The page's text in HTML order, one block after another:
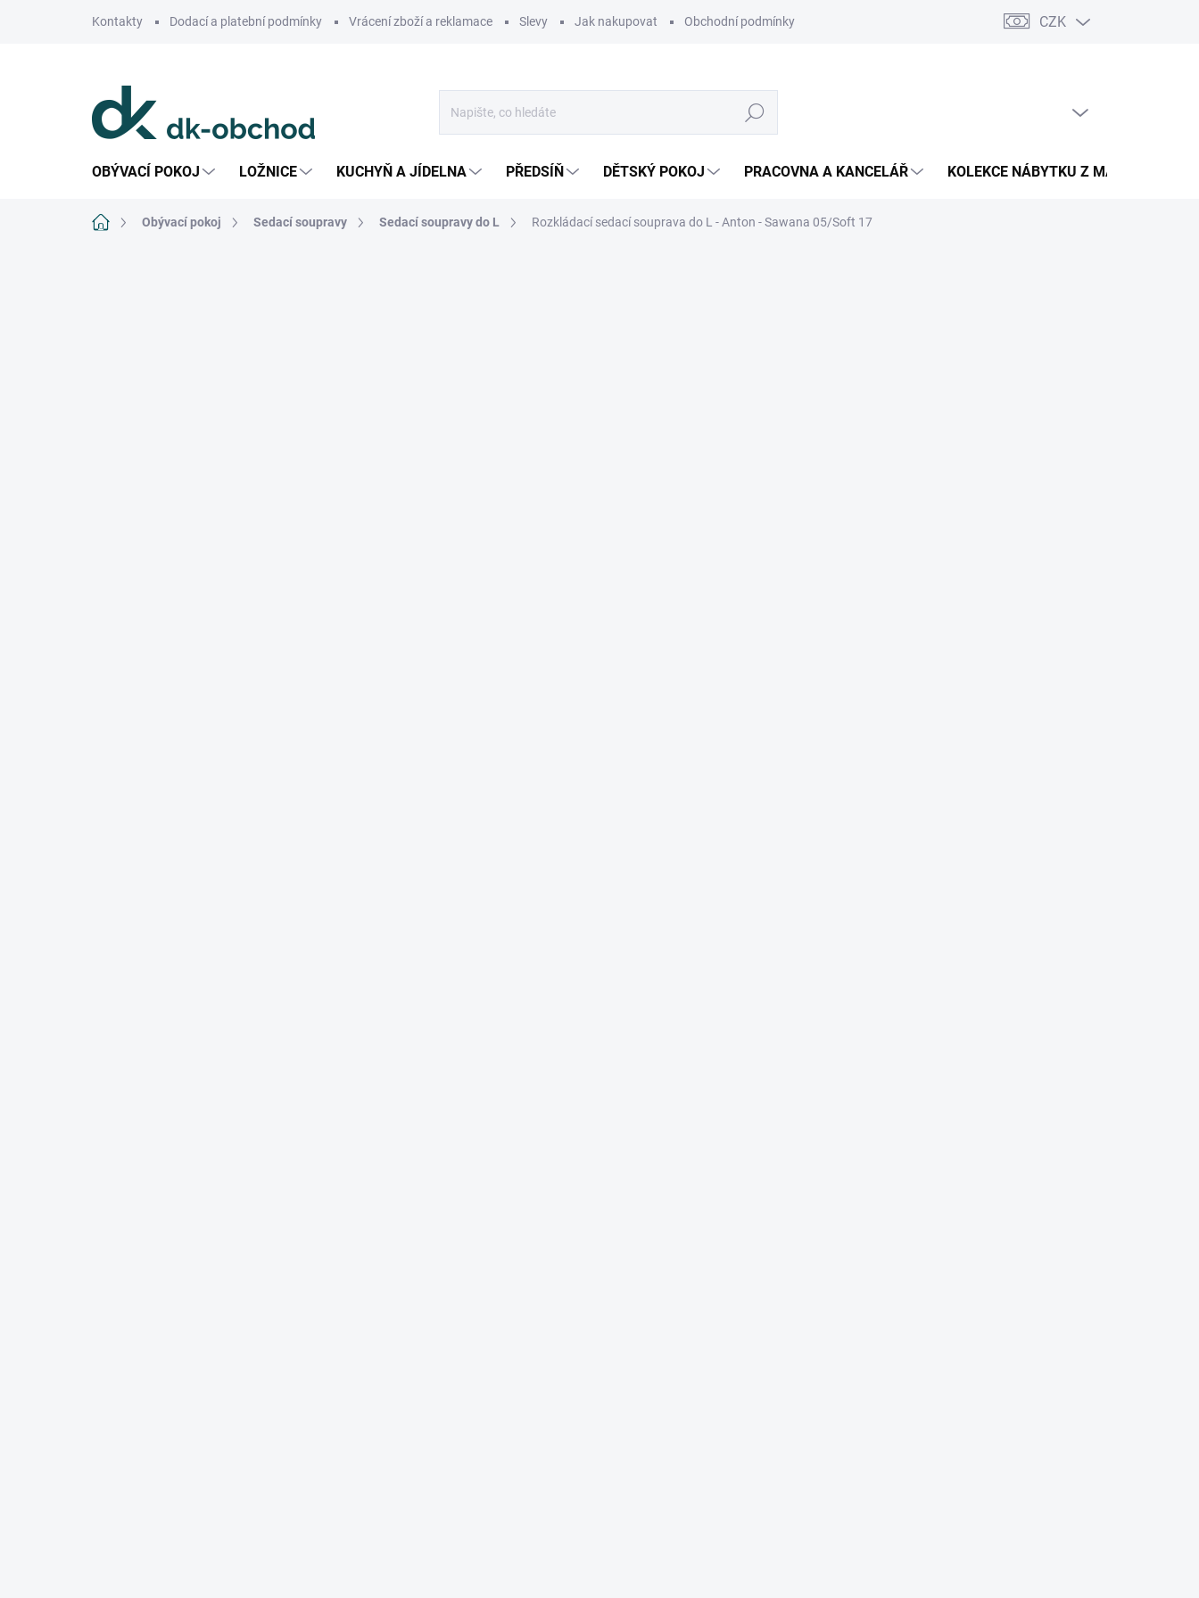
Kontakty Dodací a platební podmínky Vrácení zboží a reklamace Slevy Jak nakupovat Obchodní podmínky Podmínky ochrany osobních údajů Pojištění zásilky
CZK
Hledat
OBÝVACÍ POKOJ LOŽNICE KUCHYŇ A JÍDELNA PŘEDSÍŇ DĚTSKÝ POKOJ PRACOVNA A KANCELÁŘ KOLEKCE NÁBYTKU Z MASIVU
Domů Obývací pokoj Sedací soupravy Sedací soupravy do L Rozkládací sedací souprava do L - Anton - Sawana 05/Soft 17